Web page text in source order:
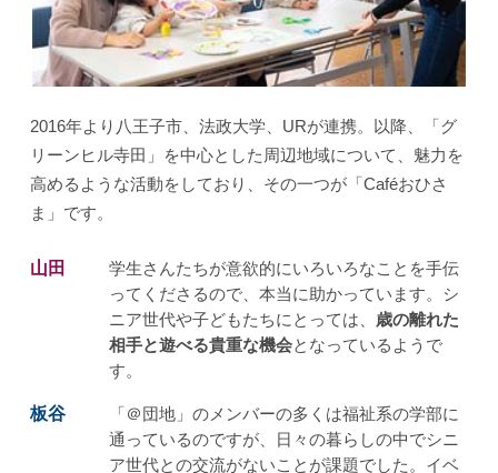
2016年より八王子市、法政大学、URが連携。以降、「グ
リーンヒル寺田」を中心とした周辺地域について、魅力を
高めるような活動をしており、その一つが「Caféおひさ
ま」です。
山田
学生さんたちが意欲的にいろいろなことを手伝
ってくださるので、本当に助かっています。シ
ニア世代や子どもたちにとっては、 歳の離れた
相手と遊べる貴重な機会となっているようで
す。
板谷
「＠団地」のメンバーの多くは福祉系の学部に
通っているのですが、日々の暮らしの中でシニ
ア世代との交流がないことが課題でした。イベ